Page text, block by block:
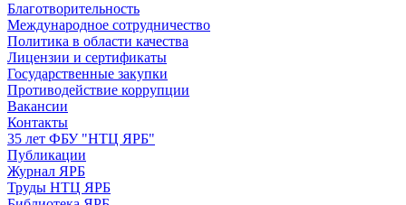
Благотворительность
Международное сотрудничество
Политика в области качества
Лицензии и сертификаты
Государственные закупки
Противодействие коррупции
Вакансии
Контакты
35 лет ФБУ "НТЦ ЯРБ"
Публикации
Журнал ЯРБ
Труды НТЦ ЯРБ